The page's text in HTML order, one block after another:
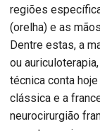
regiões
(orelha) e as
Dentre estas, a
ou
técnica conta
clássica e a
neurocirurgião